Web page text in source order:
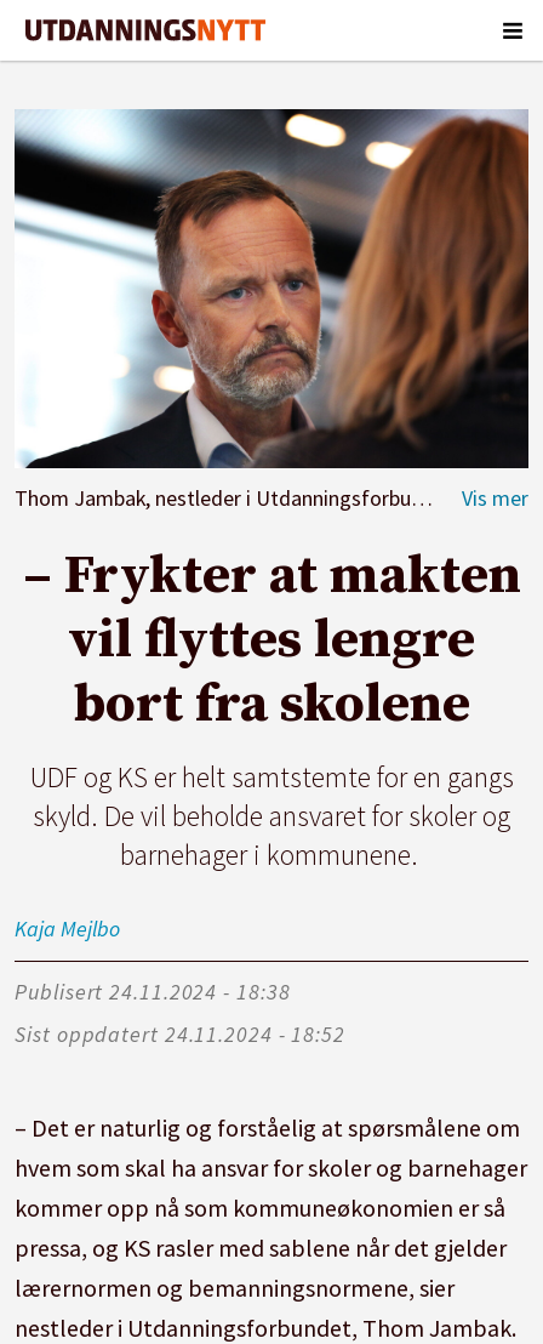
Thom Jambak, nestleder i Utdanningsforbundet. Foto:
– Frykter at makten
vil flyttes lengre
bort fra skolene
UDF og KS er helt samtstemte for en gangs
skyld. De vil beholde ansvaret for skoler og
barnehager i kommunene.
Kaja Mejlbo
Publisert
24.11.2024 - 18:38
Sist oppdatert
24.11.2024 - 18:52
– Det er naturlig og forståelig at spørsmålene om
hvem som skal ha ansvar for skoler og barnehager
kommer opp nå som kommuneøkonomien er så
pressa, og KS rasler med sablene når det gjelder
lærernormen og bemanningsnormene, sier
nestleder i Utdanningsforbundet, Thom Jambak.